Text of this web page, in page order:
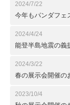
2024/7/22
今年もパンダフェ
2024/4/24
能登半島地震の義
2024/3/22
春の展示会開催の
2023/10/4